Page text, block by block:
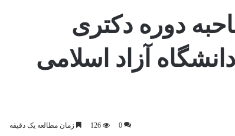
دوره دکتری
تخصصی سال ۱۴۰۱ دانشگاه آزاد اسلامی
0
126 زمان مطالعه یک دقیقه